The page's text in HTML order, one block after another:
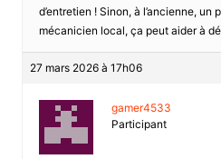
d’entretien ! Sinon, à l’ancienne, un
mécanicien local, ça peut aider à
27 mars 2026 à 17h06
gamer4533
Participant